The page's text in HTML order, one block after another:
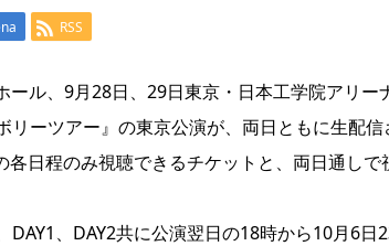
RSS
ール、9月28日、29日東京・日本工学院アリ
リーツアー』の東京公演が、両日ともに生配
各日程のみ視聴できるチケットと、両日通し
DAY1、DAY2共に公演翌日の18時から10月6